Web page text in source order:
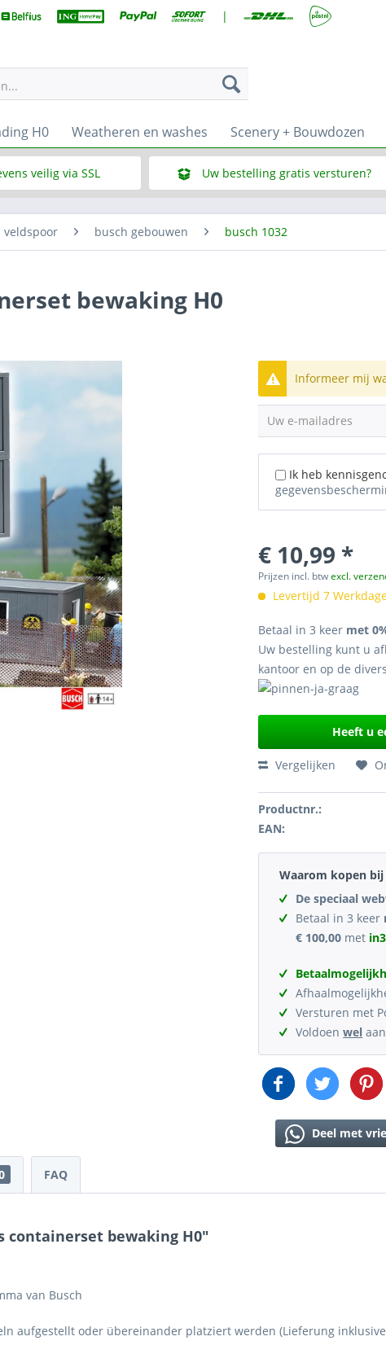
|
H0 Weatheren en washes Scenery + Bouwdozen
veilig via SSL Uw bestelling gratis versturen?
veldspoor busch gebouwen busch 1032
bewaking H0
Informeer mij
Uw e-mailadres
Ik heb
€ 10,99 *
Prijzen incl. btwexcl.
Levertijd 7
Betaal in 3 keer met
Uw bestelling kunt u
kantoor en op de
Heeft u
Vergelijken
Productnr.:
EAN:
Waarom kopen
De speciaal
Betaal in 3 keer
€ 100,00 met in3
Versturen met
Voldoenwel
Deel met
FAQ
containerset bewaking H0"
van Busch
aufgestellt oder übereinander platziert werden (Lieferung